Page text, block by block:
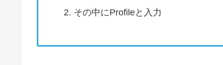
その中にProfileと入力